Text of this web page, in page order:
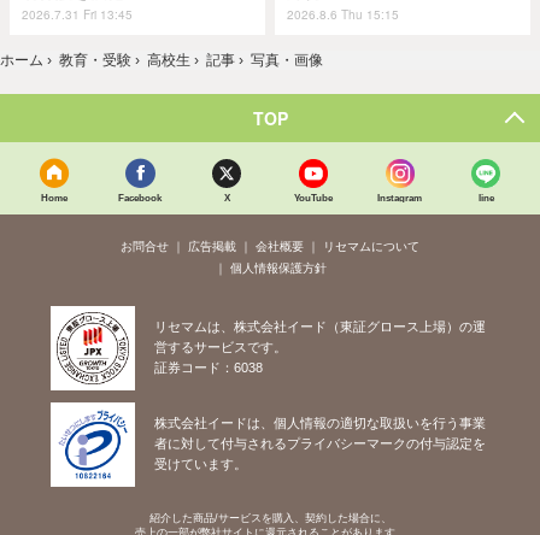
2026.7.31 Fri 13:45 2026.8.6 Thu 15:15
ホーム › 教育・受験 › 高校生 › 記事 › 写真・画像
TOP
Home Facebook X YouTube Instagram line
お問合せ 広告掲載 会社概要
リセマムについて
個人情報保護方針
リセマムは、株式会社イード（東証グロース上場）の運
営するサービスです。
証券コード：6038
株式会社イードは、個人情報の適切な取扱いを行う事業
者に対して付与されるプライバシーマークの付与認定を
受けています。
紹介した商品/サービスを購入、契約した場合に、
売上の一部が弊社サイトに還元されることがあります。